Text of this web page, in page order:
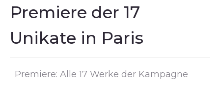
Premiere der 17
Unikate in Paris
Premiere: Alle 17 Werke der Kampagne